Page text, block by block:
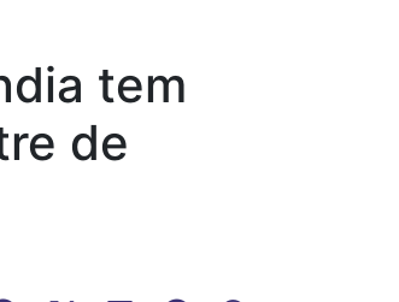
tem
de